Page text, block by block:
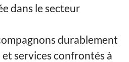
dans le secteur
durablement
services confrontés à